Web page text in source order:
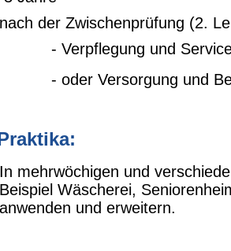
nach der Zwischenprüfung (2.
und
Versorgung und
In mehrwöchigen und
Beispiel Wäscherei,
anwenden und erweitern.